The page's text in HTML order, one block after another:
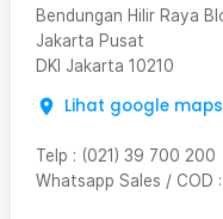
Bendungan Hilir Raya
Jakarta Pusat
DKI Jakarta 10210
Lihat google maps
Telp : (021) 39 700 200
Whatsapp Sales / COD :